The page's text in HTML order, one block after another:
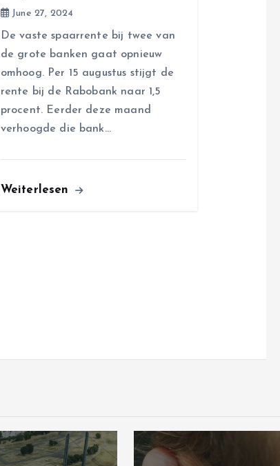
June 27, 2024
De vaste spaarrente bij twee van
de grote banken gaat opnieuw
omhoog. Per 15 augustus stijgt de
rente bij de Rabobank naar 1,5
procent. Eerder deze maand
verhoogde die bank…
Weiterlesen